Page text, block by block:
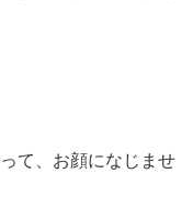
て、お顔になじませ